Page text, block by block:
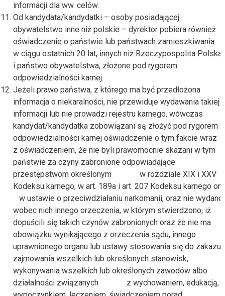
informacji dla ww. celów.
Od kandydata/kandydatki – osoby posiadającej
obywatelstwo inne niż polskie – dyrektor pobiera również
oświadczenie o państwie lub państwach zamieszkiwania
w ciągu ostatnich 20 lat, innych niż Rzeczypospolita Polska
i państwo obywatelstwa, złożone pod rygorem
odpowiedzialności karnej.
Jeżeli prawo państwa, z którego ma być przedłożona
informacja o niekaralności, nie przewiduje wydawania takiej
informacji lub nie prowadzi rejestru karnego, wówczas
kandydat/kandydatka zobowiązani są złożyć pod rygorem
odpowiedzialności karnej oświadczenie o tym fakcie wraz
z oświadczeniem, że nie byli prawomocnie skazani w tym
państwie za czyny zabronione odpowiadające
przestępstwom określonym w rozdziale XIX i XXV
Kodeksu karnego, w art. 189a i art. 207 Kodeksu karnego
w ustawie o przeciwdziałaniu narkomanii, oraz nie wydano
wobec nich innego orzeczenia, w którym stwierdzono, iż
dopuścili się takich czynów zabronionych oraz że nie ma
obowiązku wynikającego z orzeczenia sądu, innego
uprawnionego organu lub ustawy stosowania się do zakazu
zajmowania wszelkich lub określonych stanowisk,
wykonywania wszelkich lub określonych zawodów albo
działalności związanych z wychowaniem, edukacją,